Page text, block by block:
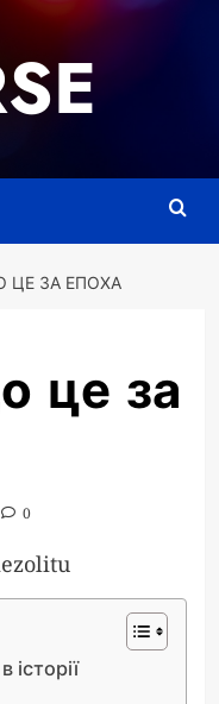
ЦЕ ЗА ЕПОХА
це за
0